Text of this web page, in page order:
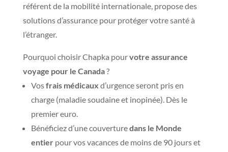
référent de la mobilité internationale, propose des
solutions d’assurance pour protéger votre santé à
l’étranger.
Pourquoi choisir Chapka pourvotre assurance
voyage pour le Canada?
Vosfrais médicaux d’urgence seront pris en
charge (maladie soudaine et inopinée). Dès le
premier euro.
Bénéficiez d’une couverturedans le Monde
entier pour vos vacances de moins de 90 jours et